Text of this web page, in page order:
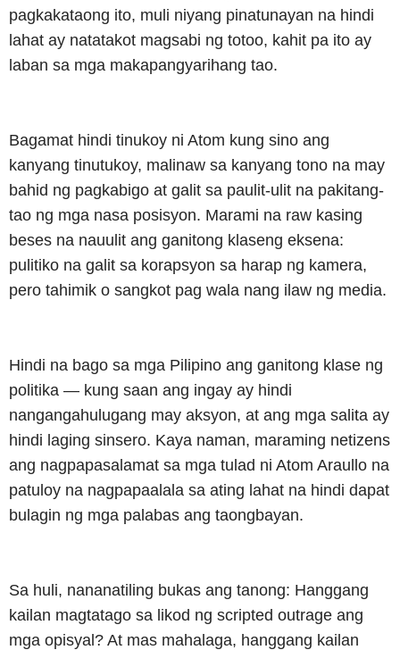
pagkakataong ito, muli niyang pinatunayan na hindi
lahat ay natatakot magsabi ng totoo, kahit pa ito ay
laban sa mga makapangyarihang tao.
Bagamat hindi tinukoy ni Atom kung sino ang
kanyang tinutukoy, malinaw sa kanyang tono na may
bahid ng pagkabigo at galit sa paulit-ulit na pakitang-
tao ng mga nasa posisyon. Marami na raw kasing
beses na nauulit ang ganitong klaseng eksena:
pulitiko na galit sa korapsyon sa harap ng kamera,
pero tahimik o sangkot pag wala nang ilaw ng media.
Hindi na bago sa mga Pilipino ang ganitong klase ng
politika — kung saan ang ingay ay hindi
nangangahulugang may aksyon, at ang mga salita ay
hindi laging sinsero. Kaya naman, maraming netizens
ang nagpapasalamat sa mga tulad ni Atom Araullo na
patuloy na nagpapaalala sa ating lahat na hindi dapat
bulagin ng mga palabas ang taongbayan.
Sa huli, nananatiling bukas ang tanong: Hanggang
kailan magtatago sa likod ng scripted outrage ang
mga opisyal? At mas mahalaga, hanggang kailan